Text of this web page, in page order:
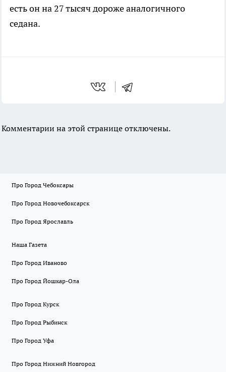
есть он на 27 тысяч дороже аналогичного
седана.
Комментарии на этой странице отключены.
Про Город Чебоксары
Про Город Новочебоксарск
Про Город Ярославль
Наша Газета
Про Город Иваново
Про Город Йошкар-Ола
Про Город Курск
Про Город Рыбинск
Про Город Уфа
Про Город Нижний Новгород